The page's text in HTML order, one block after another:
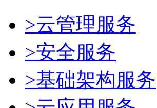
>云管理服务
>安全服务
>基础架构服务